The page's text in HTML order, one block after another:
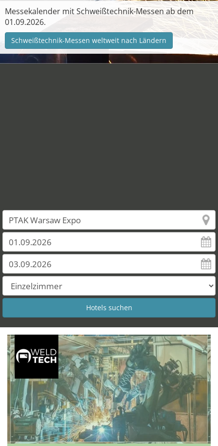
Messekalender mit Schweißtechnik-Messen ab dem
01.09.2026.
Schweißtechnik-Messen weltweit nach Ländern